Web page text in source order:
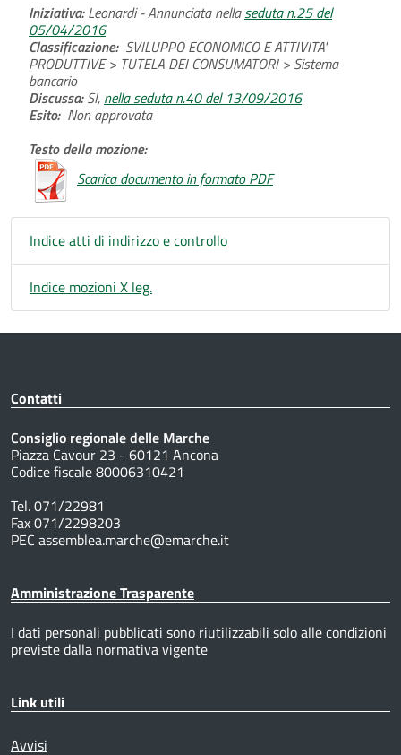
Iniziativa:Leonardi - Annunciata nellaseduta n.25 del
05/04/2016
Classificazione: SVILUPPO ECONOMICO E ATTIVITA'
PRODUTTIVE > TUTELA DEI CONSUMATORI > Sistema
bancario
Discussa:SI, nella seduta n.40 del 13/09/2016
Esito: Non approvata
Testo della mozione:
Scarica documento in formato PDF
Indice atti di indirizzo e controllo
Indice mozioni X leg.
Contatti
Consiglio regionale delle Marche
Piazza Cavour 23 - 60121 Ancona
Codice fiscale 80006310421
Tel. 071/22981
Fax 071/2298203
PEC assemblea.marche@emarche.it
Amministrazione Trasparente
I dati personali pubblicati sono riutilizzabili solo alle condizioni
previste dalla normativa vigente
Link utili
Avvisi